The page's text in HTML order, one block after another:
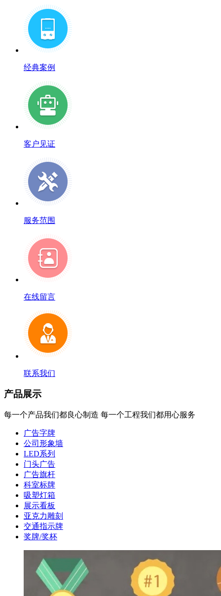
经典案例
客户见证
服务范围
在线留言
联系我们
产品展示
每一个产品我们都良心制造 每一个工程我们都用心服务
广告字牌
公司形象墙
LED系列
门头广告
广告旗杆
科室标牌
吸塑灯箱
展示看板
亚克力雕刻
交通指示牌
奖牌/奖杯